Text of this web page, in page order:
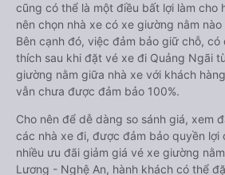
cũng có thể là một điều bất lợi làm cho
nên chọn nhà xe có xe giường nằm
Bên cạnh đó, việc đảm bảo giữ chỗ,
thích sau khi đặt vé xe đi Quảng Ngãi
giường nằm giữa nhà xe với khách
vẫn chưa được đảm bảo 100%.
Cho nên để dễ dàng so sánh giá, xem
các nhà xe đi, được đảm bảo quyền lợi
nhiều ưu đãi giảm giá vé xe giường
Lương - Nghệ An, hành khách có thể